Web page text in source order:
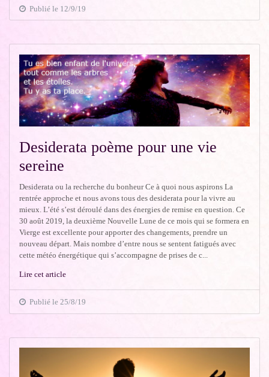
Publié le 12/9/19
Desiderata poème pour une vie
sereine
Desiderata ou la recherche du bonheur Ce à quoi nous aspirons La
rentrée approche et nous avons tous des desiderata pour la vivre au
mieux. L’été s’est déroulé dans des énergies de remise en question. Ce
30 août 2019, la deuxième Nouvelle Lune de ce mois qui se formera en
Vierge est excellente pour apporter des changements, prendre un
nouveau départ. Mais nombre d’entre nous se sentent fatigués avec
cette météo énergétique qui s’accompagne de prises de c...
Lire cet article
Publié le 25/8/19